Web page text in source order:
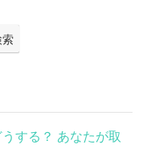
索
する？ あなたが取